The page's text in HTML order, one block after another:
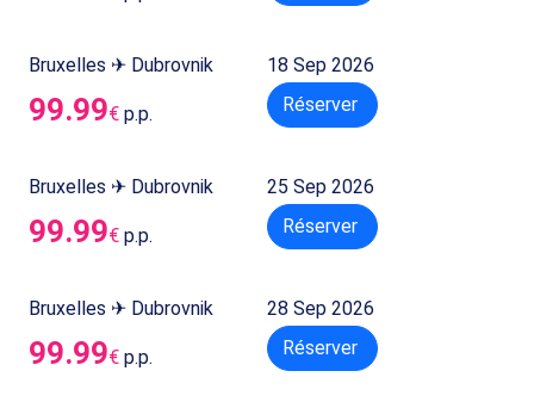
Bruxelles ✈ Dubrovnik 18 Sep 2026
99.99€ p.p. Réserver
Bruxelles ✈ Dubrovnik 25 Sep 2026
99.99€ p.p. Réserver
Bruxelles ✈ Dubrovnik 28 Sep 2026
99.99€ p.p. Réserver